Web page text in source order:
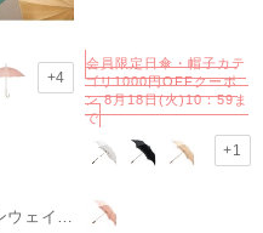
+4
【雨傘】ハンウェイ （HANWAY ）真田耳（サナダミミ）長傘 日本製 カーボン骨
会員限定日傘・帽子カテ
ゴリ1000円OFFクーポ
ン 8月18日(火)10：59ま
で
+1